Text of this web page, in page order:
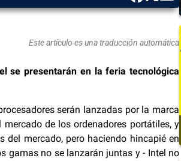
Este artículo es una traducción automática
se presentarán en la feria tecnológica
serán lanzadas por la marca
de los ordenadores portátiles, y
del mercado, pero haciendo hincapié en
gamas no se lanzarán juntas y - Intel no